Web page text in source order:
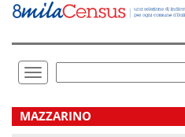
Vai
direttamente
Toggle
navigation
.
MAZZARINO